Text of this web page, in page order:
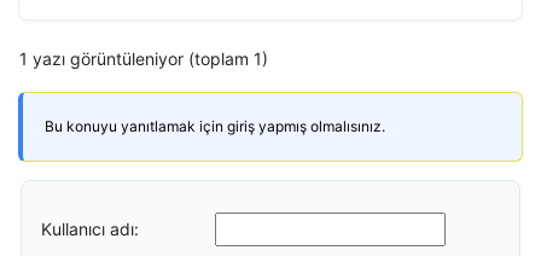
1 yazı görüntüleniyor (toplam 1)
Bu konuyu yanıtlamak için giriş yapmış olmalısınız.
Kullanıcı adı: